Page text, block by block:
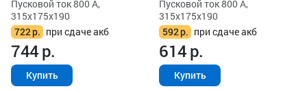
Пусковой ток 800 А,
315x175x190
722р. при сдаче акб
744р.
Купить
Пусковой ток 800 А,
315x175x190
592р. при сдаче акб
614р.
Купить